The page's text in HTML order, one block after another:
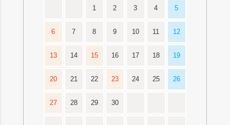
1 2 3 4 5
6 7 8 9 10 11 12
13 14 15 16 17 18 19
20 21 22 23 24 25 26
27 28 29 30